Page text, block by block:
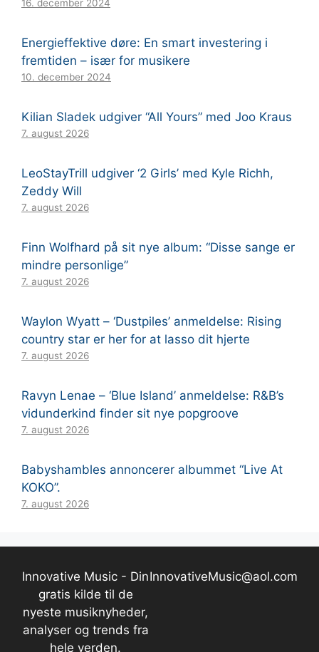
16. december 2024
Energieffektive døre: En smart investering i
fremtiden – især for musikere
10. december 2024
Kilian Sladek udgiver “All Yours” med Joo Kraus
7. august 2026
LeoStayTrill udgiver ‘2 Girls’ med Kyle Richh,
Zeddy Will
7. august 2026
Finn Wolfhard på sit nye album: “Disse sange er
mindre personlige”
7. august 2026
Waylon Wyatt – ‘Dustpiles’ anmeldelse: Rising
country star er her for at lasso dit hjerte
7. august 2026
Ravyn Lenae – ‘Blue Island’ anmeldelse: R&B’s
vidunderkind finder sit nye popgroove
7. august 2026
Babyshambles annoncerer albummet “Live At
KOKO”.
7. august 2026
Innovative Music - Din
gratis kilde til de
nyeste musiknyheder,
analyser og trends fra
hele verden.
InnovativeMusic@aol.com